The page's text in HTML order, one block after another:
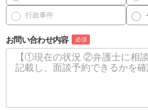
行政事件
お問い合わせ内容 必須